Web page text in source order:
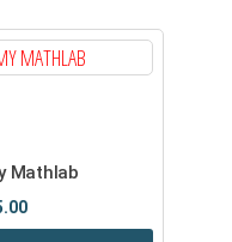
Mathlab